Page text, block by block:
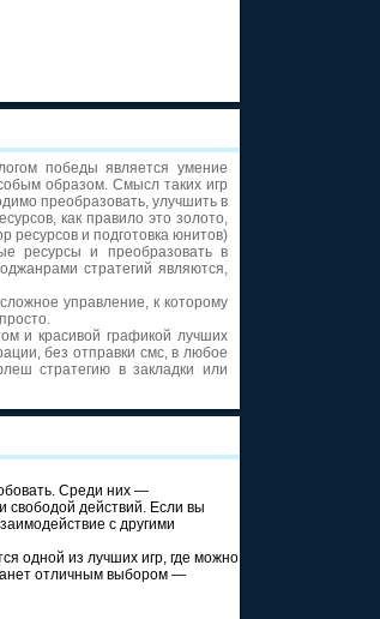
победы является умение
образом. Смысл таких игр
преобразовать, улучшить в
как правило это золото,
ресурсов и подготовка юнитов)
ресурсы и преобразовать в
стратегий являются,
управление, к которому
и красивой графикой лучших
без отправки смс, в любое
стратегию в закладки или
Среди них —
свободой действий. Если вы
с другими
одной из лучших игр, где можно
отличным выбором —